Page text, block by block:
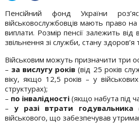
Пенсійний фонд України
військовослужбовців мають право на
виплати. Розмір пенсії залежить від
звільнення зі служби, стану здоров’я
Військовим можуть призначити три
– за вислугу років (від 25 років
віку, якщо 12,5 років – у
структурах);
– по інвалідності (якщо набута під
–у разі втрати годувальника
військового, що забезпечував